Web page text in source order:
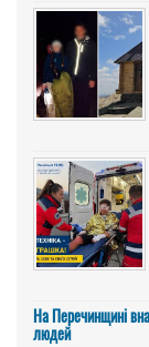
На Перечинщині
людей